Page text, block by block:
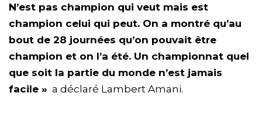
N’est pas champion qui veut mais est
champion celui qui peut. On a montré qu’au
bout de 28 journées qu’on pouvait être
champion et on l’a été. Un championnat quel
que soit la partie du monde n’est jamais
facile » a déclaré Lambert Amani.